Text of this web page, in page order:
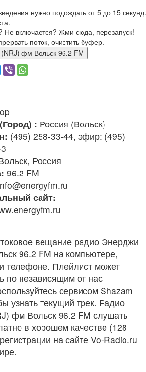
нужно подождать от 5 до 15 секунд.
Не включается? Жми сюда, перезапуск!
поток, очистить буфер.
(NRJ) фм Вольск 96.2 FM
: Россия (Вольск)
(495) 258-33-44, эфир: (495)
Россия
96.2 FM
сайт:
вещание радио Энерджи
96.2 FM на компьютере,
телефоне. Плейлист может
по независящим от нас
сервисом Shazam
узнать текущий трек. Радио
фм Вольск 96.2 FM слушать
в хорошем качестве (128
на сайте Vo-Radio.ru